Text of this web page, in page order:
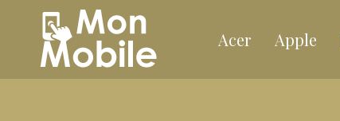
Acer Apple